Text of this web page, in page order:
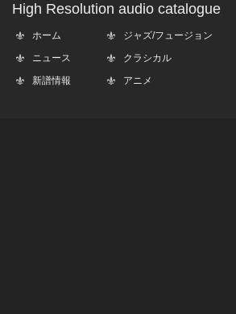
High Resolution audio catalogue
ホーム
ニュース
新譜情報
ジャズ/フュージョン
クラシカル
アニメ